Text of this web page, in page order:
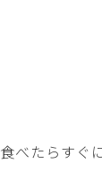
食べたらすぐ